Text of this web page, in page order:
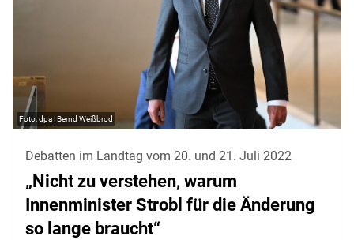
dpa | Bernd Weißbrod
Debatten im Landtag vom 20. und 21. Juli 2022
„Nicht zu verstehen, warum
Innenminister Strobl für die Änderung
so lange braucht“